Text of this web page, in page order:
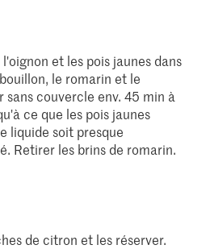
et les pois jaunes dans
le romarin et le
couvercle env. 45 min à
ce que les pois jaunes
liquide soit presque
Retirer les brins de romarin.
de citron et les réserver.